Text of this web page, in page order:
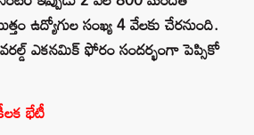
ఉద్యోగుల సంఖ్య 4 వేలకు చేరనుంది.
ఎకనమిక్ ఫోరం సందర్భంగా పెప్సికో
భేటీ